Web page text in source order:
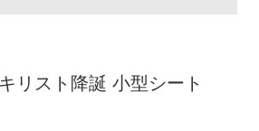
リスト降誕 小型シート